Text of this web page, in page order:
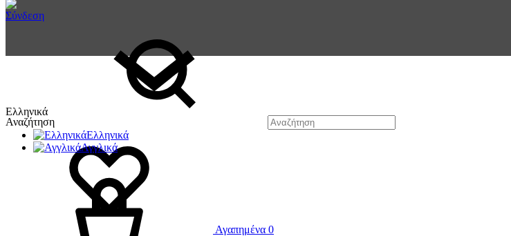
Σύνδεση
Αναζήτηση
Αγαπημένα 0
Ελληνικά
Ελληνικά
Αγγλικά